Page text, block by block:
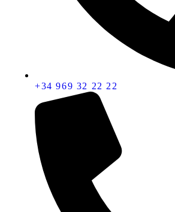
+34 969 32 22 22